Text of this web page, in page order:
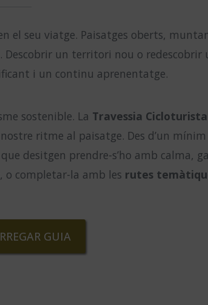
el seu viatge. Paisatges oberts,
un territori nou o redescobrir
i un continu aprenentatge.
sostenible. La Travessia
ritme al paisatge. Des d’un
desitgen prendre-s’ho amb calma,
o completar-la amb les rutes
GUIA